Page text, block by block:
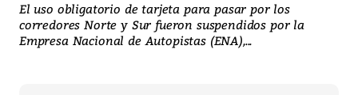
El uso obligatorio de tarjeta para pasar por los
corredores Norte y Sur fueron suspendidos por la
Empresa Nacional de Autopistas (ENA),...